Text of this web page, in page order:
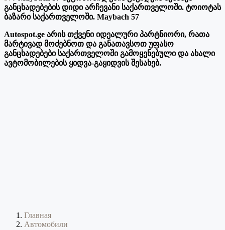
განცხადებების დიდი არჩევანი საქართველოში. ტოიოტას
ბაზარი საქართველოში. Maybach 57
Autospot.ge არის თქვენი იდეალური პარტნიორი, რათა
მარტივად მოძებნოთ და განათავსოთ უფასო
განცხადებები საქართველოში გამოყენებული და ახალი
ავტომობილების ყიდვა-გაყიდვის შესახებ.
Главная
Автомобили